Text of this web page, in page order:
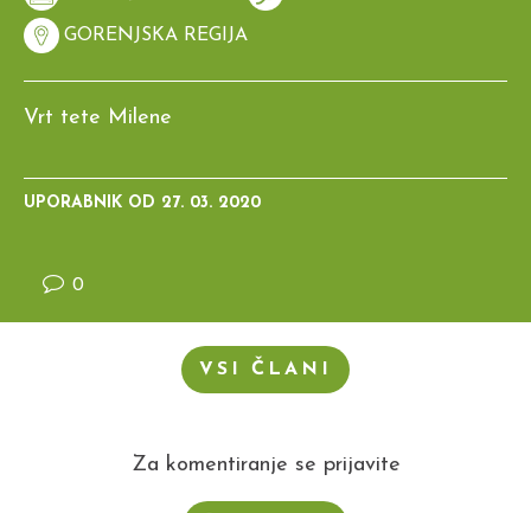
GORENJSKA REGIJA
Vrt tete Milene
UPORABNIK OD 27. 03. 2020
0
VSI ČLANI
Za komentiranje se prijavite